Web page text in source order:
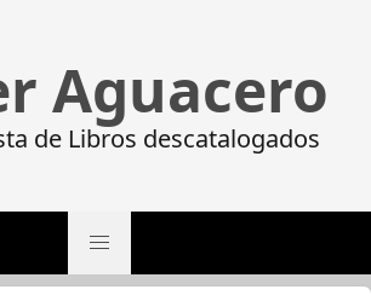
Aguacero
de Libros descatalogados